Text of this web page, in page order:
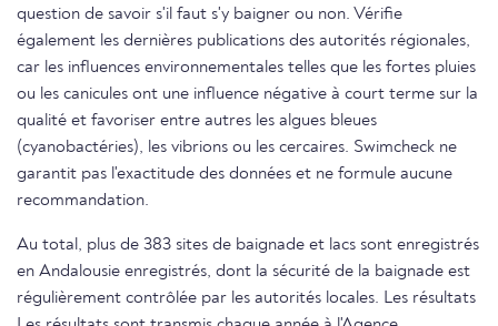
question de savoir s'il faut s'y baigner ou non. Vérifie
également les dernières publications des autorités régionales,
car les influences environnementales telles que les fortes pluies
ou les canicules ont une influence négative à court terme sur la
qualité et favoriser entre autres les algues bleues
(cyanobactéries), les vibrions ou les cercaires. Swimcheck ne
garantit pas l'exactitude des données et ne formule aucune
recommandation.
Au total, plus de 383 sites de baignade et lacs sont enregistrés
en Andalousie enregistrés, dont la sécurité de la baignade est
régulièrement contrôlée par les autorités locales. Les résultats